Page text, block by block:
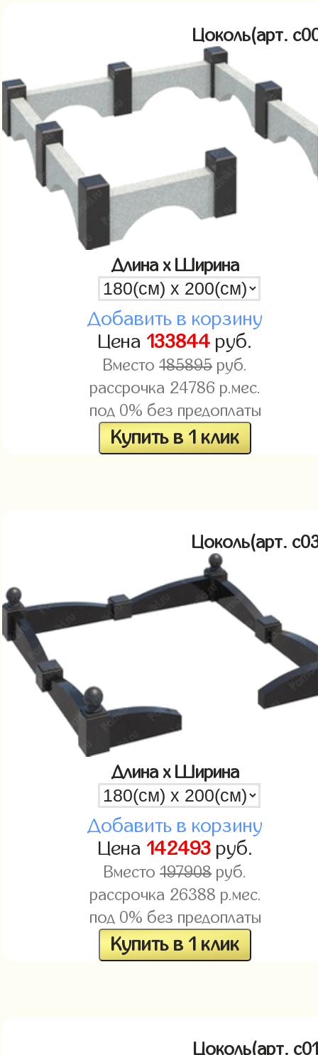
Цоколь(арт.
Длина x Ширина
Добавить в корзину
Цена 133844 руб.
Вместо185895руб.
рассрочка 24786 р.мес.
под 0% без предоплаты
Купить в 1 клик
Цоколь(арт.
Длина x Ширина
Добавить в корзину
Цена 142493руб.
Вместо197908руб.
рассрочка 26388 р.мес.
под 0% без предоплаты
Купить в 1 клик
Цоколь(арт.